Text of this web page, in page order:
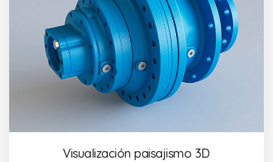
Visualización paisajismo 3D